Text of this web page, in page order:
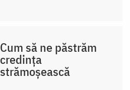
Cum să ne păstrăm
credința
strămoșească